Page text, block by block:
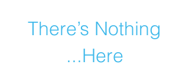
There’s Nothing
Here...